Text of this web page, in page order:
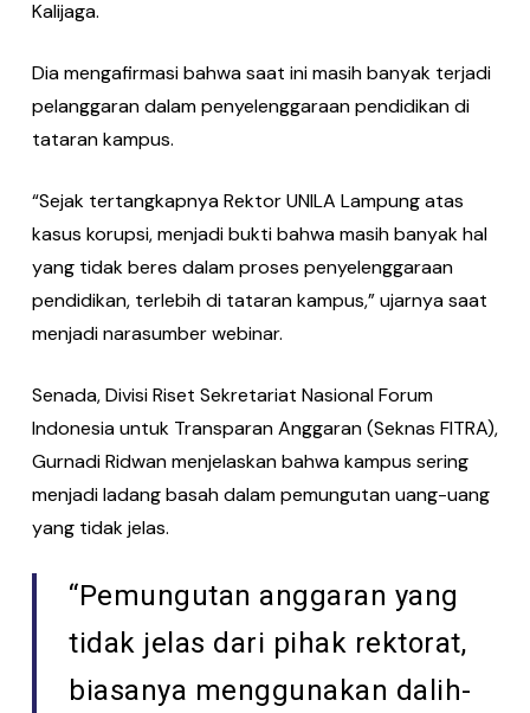
Kalijaga.
Dia mengafirmasi bahwa saat ini masih banyak terjadi
pelanggaran dalam penyelenggaraan pendidikan di
tataran kampus.
“Sejak tertangkapnya Rektor UNILA Lampung atas
kasus korupsi, menjadi bukti bahwa masih banyak hal
yang tidak beres dalam proses penyelenggaraan
pendidikan, terlebih di tataran kampus,” ujarnya saat
menjadi narasumber webinar.
Senada, Divisi Riset Sekretariat Nasional Forum
Indonesia untuk Transparan Anggaran (Seknas FITRA),
Gurnadi Ridwan menjelaskan bahwa kampus sering
menjadi ladang basah dalam pemungutan uang-uang
yang tidak jelas.
“Pemungutan anggaran yang
tidak jelas dari pihak rektorat,
biasanya menggunakan dalih-